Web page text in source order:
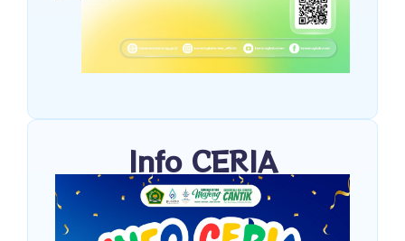
Info CERIA